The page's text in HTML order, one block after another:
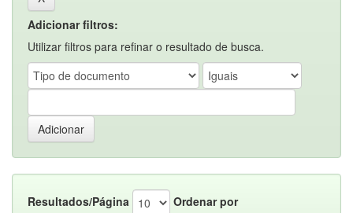
Adicionar filtros:
Utilizar filtros para refinar o resultado de busca.
Resultados/Página
Ordenar por